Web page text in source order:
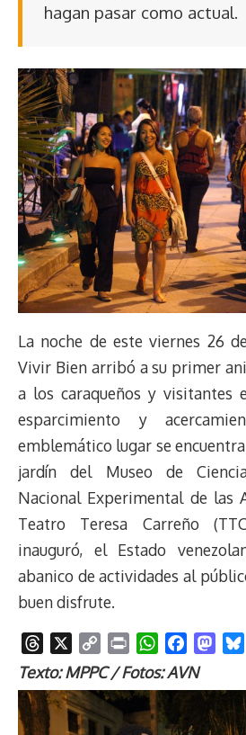
hagan pasar como actual.
La noche de este viernes 26
Vivir Bien arribó a su primer
a los caraqueños y visitantes
esparcimiento y
emblemático lugar se
jardín del Museo de
Nacional Experimental de las
Teatro Teresa Carreño
inauguró, el Estado
abanico de actividades al
buen disfrute.
h
r
e
a
o
p
y
L
r
i
W
h
a
t
s
a
c
b
M
s
o
Texto: MPPC / Fotos: AVN